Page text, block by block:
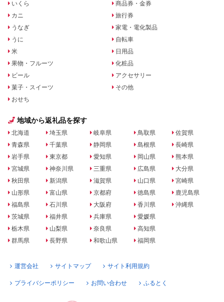
いくら
カニ
うなぎ
うに
米
果物・フルーツ
ビール
菓子・スイーツ
おせち
商品券・金券
旅行券
家電・電化製品
自転車
日用品
化粧品
アクセサリー
その他
地域から返礼品を探す
北海道
青森県
岩手県
宮城県
秋田県
山形県
福島県
茨城県
栃木県
群馬県
埼玉県
千葉県
東京都
神奈川県
新潟県
富山県
石川県
福井県
山梨県
長野県
岐阜県
静岡県
愛知県
三重県
滋賀県
京都府
大阪府
兵庫県
奈良県
和歌山県
鳥取県
島根県
岡山県
広島県
山口県
徳島県
香川県
愛媛県
高知県
福岡県
佐賀県
長崎県
熊本県
大分県
宮崎県
鹿児島県
沖縄県
運営会社 サイトマップ サイト利用規約
プライバシーポリシー お問い合わせ ふるとく